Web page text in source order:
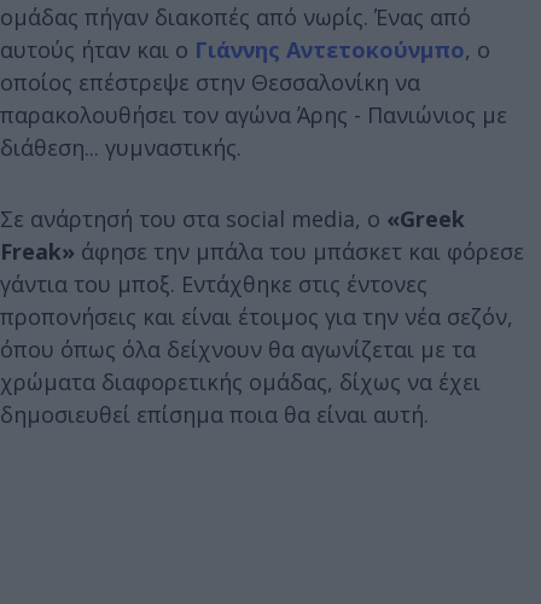
ομάδας πήγαν διακοπές από νωρίς. Ένας από
αυτούς ήταν και ο Γιάννης Αντετοκούνμπο, ο
οποίος επέστρεψε στην Θεσσαλονίκη να
παρακολουθήσει τον αγώνα Άρης - Πανιώνιος με
διάθεση... γυμναστικής.
Σε ανάρτησή του στα social media, ο «Greek
Freak» άφησε την μπάλα του μπάσκετ και φόρεσε
γάντια του μποξ. Εντάχθηκε στις έντονες
προπονήσεις και είναι έτοιμος για την νέα σεζόν,
όπου όπως όλα δείχνουν θα αγωνίζεται με τα
χρώματα διαφορετικής ομάδας, δίχως να έχει
δημοσιευθεί επίσημα ποια θα είναι αυτή.